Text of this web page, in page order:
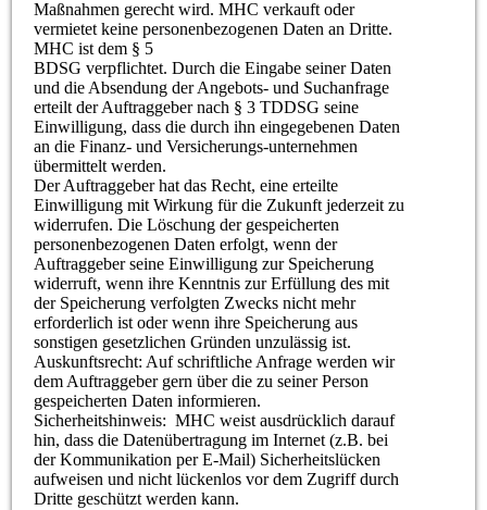
Maßnahmen gerecht wird. MHC verkauft oder
vermietet keine personenbezogenen Daten an Dritte.
MHC ist dem § 5
BDSG verpflichtet. Durch die Eingabe seiner Daten
und die Absendung der Angebots- und Suchanfrage
erteilt der Auftraggeber nach § 3 TDDSG seine
Einwilligung, dass die durch ihn eingegebenen Daten
an die Finanz- und Versicherungs-unternehmen
übermittelt werden.
Der Auftraggeber hat das Recht, eine erteilte
Einwilligung mit Wirkung für die Zukunft jederzeit zu
widerrufen. Die Löschung der gespeicherten
personenbezogenen Daten erfolgt, wenn der
Auftraggeber seine Einwilligung zur Speicherung
widerruft, wenn ihre Kenntnis zur Erfüllung des mit
der Speicherung verfolgten Zwecks nicht mehr
erforderlich ist oder wenn ihre Speicherung aus
sonstigen gesetzlichen Gründen unzulässig ist.
Auskunftsrecht: Auf schriftliche Anfrage werden wir
dem Auftraggeber gern über die zu seiner Person
gespeicherten Daten informieren.
Sicherheitshinweis: MHC weist ausdrücklich darauf
hin, dass die Datenübertragung im Internet (z.B. bei
der Kommunikation per E-Mail) Sicherheitslücken
aufweisen und nicht lückenlos vor dem Zugriff durch
Dritte geschützt werden kann.